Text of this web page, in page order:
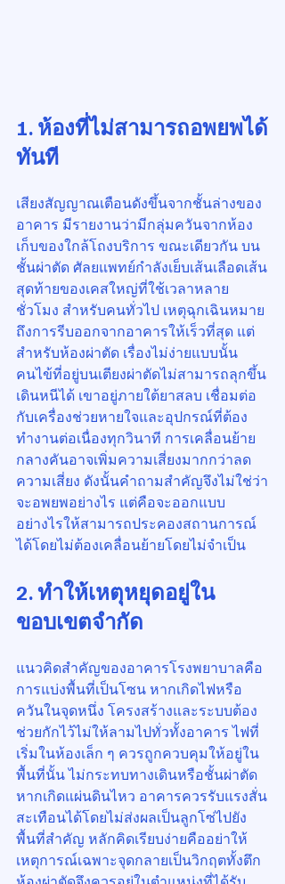
1. ห้องที่ไม่สามารถอพยพได้
ทันที
เสียงสัญญาณเตือนดังขึ้นจากชั้นล่างของ
อาคาร มีรายงานว่ามีกลุ่มควันจากห้อง
เก็บของใกล้โถงบริการ ขณะเดียวกัน บน
ชั้นผ่าตัด ศัลยแพทย์กำลังเย็บเส้นเลือดเส้น
สุดท้ายของเคสใหญ่ที่ใช้เวลาหลาย
ชั่วโมง สำหรับคนทั่วไป เหตุฉุกเฉินหมาย
ถึงการรีบออกจากอาคารให้เร็วที่สุด แต่
สำหรับห้องผ่าตัด เรื่องไม่ง่ายแบบนั้น
คนไข้ที่อยู่บนเตียงผ่าตัดไม่สามารถลุกขึ้น
เดินหนีได้ เขาอยู่ภายใต้ยาสลบ เชื่อมต่อ
กับเครื่องช่วยหายใจและอุปกรณ์ที่ต้อง
ทำงานต่อเนื่องทุกวินาที การเคลื่อนย้าย
กลางคันอาจเพิ่มความเสี่ยงมากกว่าลด
ความเสี่ยง ดังนั้นคำถามสำคัญจึงไม่ใช่ว่า
จะอพยพอย่างไร แต่คือจะออกแบบ
อย่างไรให้สามารถประคองสถานการณ์
ได้โดยไม่ต้องเคลื่อนย้ายโดยไม่จำเป็น
2. ทำให้เหตุหยุดอยู่ใน
ขอบเขตจำกัด
แนวคิดสำคัญของอาคารโรงพยาบาลคือ
การแบ่งพื้นที่เป็นโซน หากเกิดไฟหรือ
ควันในจุดหนึ่ง โครงสร้างและระบบต้อง
ช่วยกักไว้ไม่ให้ลามไปทั่วทั้งอาคาร ไฟที่
เริ่มในห้องเล็ก ๆ ควรถูกควบคุมให้อยู่ใน
พื้นที่นั้น ไม่กระทบทางเดินหรือชั้นผ่าตัด
หากเกิดแผ่นดินไหว อาคารควรรับแรงสั่น
สะเทือนได้โดยไม่ส่งผลเป็นลูกโซ่ไปยัง
พื้นที่สำคัญ หลักคิดเรียบง่ายคืออย่าให้
เหตุการณ์เฉพาะจุดกลายเป็นวิกฤตทั้งตึก